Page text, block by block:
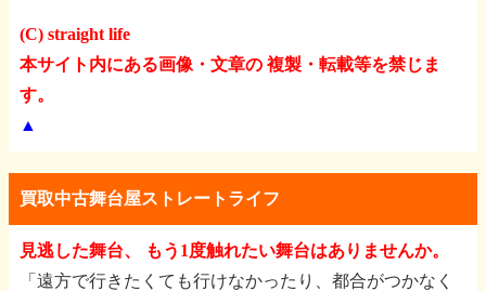
(C) straight life
本サイト内にある画像・文章の 複製・転載等を禁じま
す。
▲
買取中古舞台屋ストレートライフ
見逃した舞台、 もう1度触れたい舞台はありませんか。
「遠方で行きたくても行けなかったり、都合がつかなく